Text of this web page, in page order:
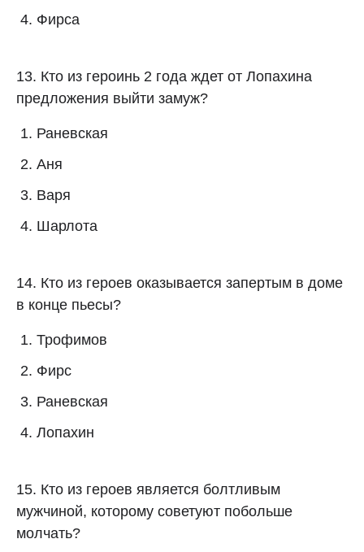
Фирса
13. Кто из героинь 2 года ждет от Лопахина
предложения выйти замуж?
Раневская
Аня
Варя
Шарлота
14. Кто из героев оказывается запертым в доме
в конце пьесы?
Трофимов
Фирс
Раневская
Лопахин
15. Кто из героев является болтливым
мужчиной, которому советуют побольше
молчать?